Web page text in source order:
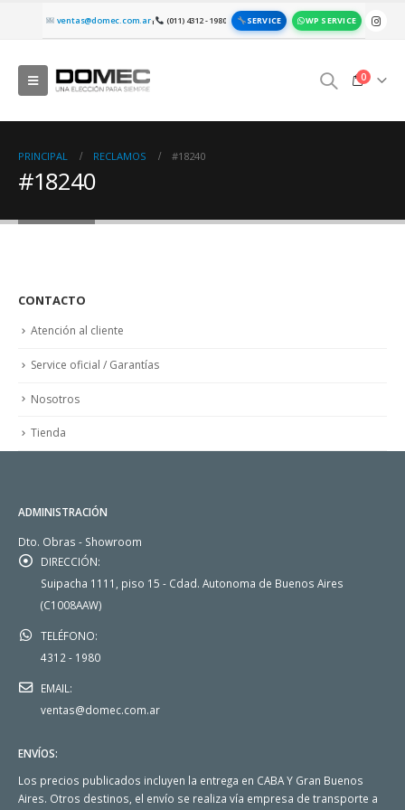
ventas@domec.com.ar| (011) 4312 - 1980 SERVICE WP SERVICE
0
PRINCIPAL RECLAMOS #18240
#18240
CONTACTO
Atención al cliente
Service oficial / Garantías
Nosotros
Tienda
ADMINISTRACIÓN
Dto. Obras - Showroom
DIRECCIÓN:
Suipacha 1111, piso 15 - Cdad. Autonoma de Buenos Aires
(C1008AAW)
TELÉFONO:
4312 - 1980
EMAIL:
ventas@domec.com.ar
ENVÍOS:
Los precios publicados incluyen la entrega en CABA Y Gran Buenos
Aires. Otros destinos, el envío se realiza vía empresa de transporte a